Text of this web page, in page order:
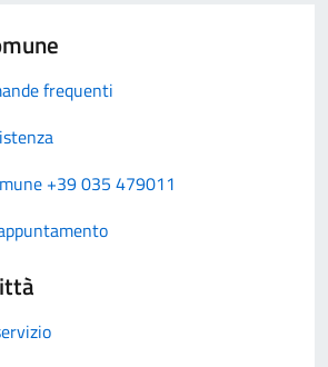
frequenti
+39 035 479011